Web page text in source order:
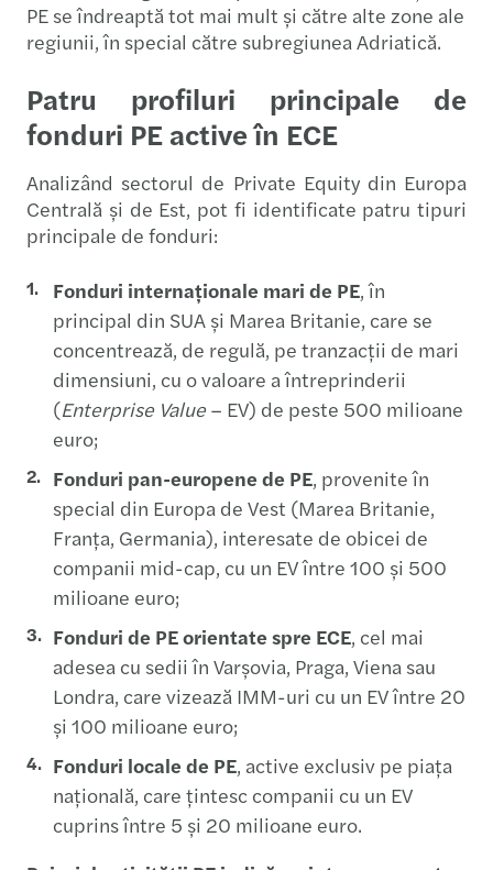
PE se îndreaptă tot mai mult și către alte zone ale
regiunii, în special către subregiunea Adriatică.
Patru profiluri principale de
fonduri PE active în ECE
Analizând sectorul de Private Equity din Europa
Centrală și de Est, pot fi identificate patru tipuri
principale de fonduri:
Fonduri internaționale mari de PE, în
principal din SUA și Marea Britanie, care se
concentrează, de regulă, pe tranzacții de mari
dimensiuni, cu o valoare a întreprinderii
(Enterprise Value– EV) de peste 500 milioane
euro;
Fonduri pan-europene de PE, provenite în
special din Europa de Vest (Marea Britanie,
Franța, Germania), interesate de obicei de
companii mid-cap, cu un EV între 100 și 500
milioane euro;
Fonduri de PE orientate spre ECE, cel mai
adesea cu sedii în Varșovia, Praga, Viena sau
Londra, care vizează IMM-uri cu un EV între 20
și 100 milioane euro;
Fonduri locale de PE, active exclusiv pe piața
națională, care țintesc companii cu un EV
cuprins între 5 și 20 milioane euro.